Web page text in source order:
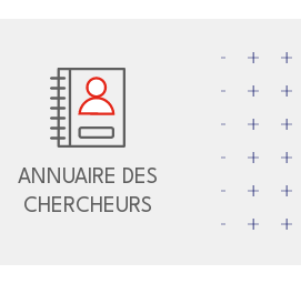
ANNUAIRE DES
CHERCHEURS